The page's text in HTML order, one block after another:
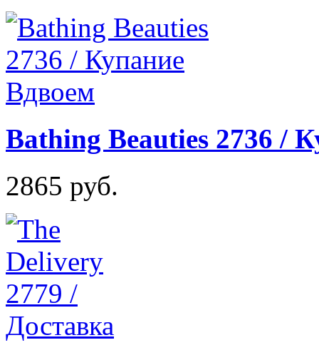
Bathing Beauties 2736 /
2865 руб.